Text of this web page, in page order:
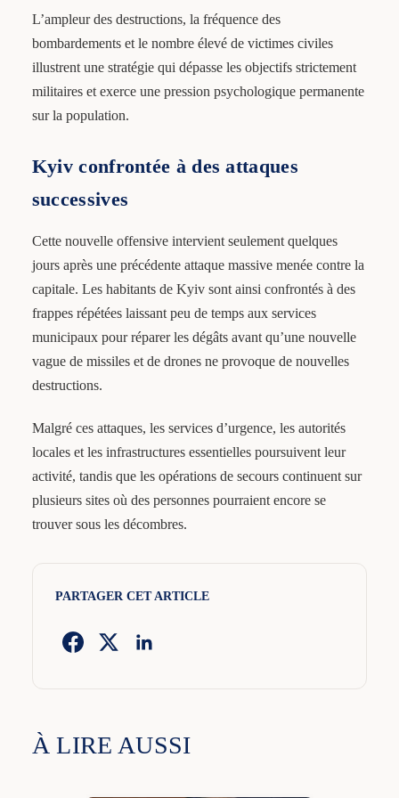
L’ampleur des destructions, la fréquence des
bombardements et le nombre élevé de victimes civiles
illustrent une stratégie qui dépasse les objectifs strictement
militaires et exerce une pression psychologique permanente
sur la population.
Kyiv confrontée à des attaques
successives
Cette nouvelle offensive intervient seulement quelques
jours après une précédente attaque massive menée contre la
capitale. Les habitants de Kyiv sont ainsi confrontés à des
frappes répétées laissant peu de temps aux services
municipaux pour réparer les dégâts avant qu’une nouvelle
vague de missiles et de drones ne provoque de nouvelles
destructions.
Malgré ces attaques, les services d’urgence, les autorités
locales et les infrastructures essentielles poursuivent leur
activité, tandis que les opérations de secours continuent sur
plusieurs sites où des personnes pourraient encore se
trouver sous les décombres.
PARTAGER CET ARTICLE
À LIRE AUSSI